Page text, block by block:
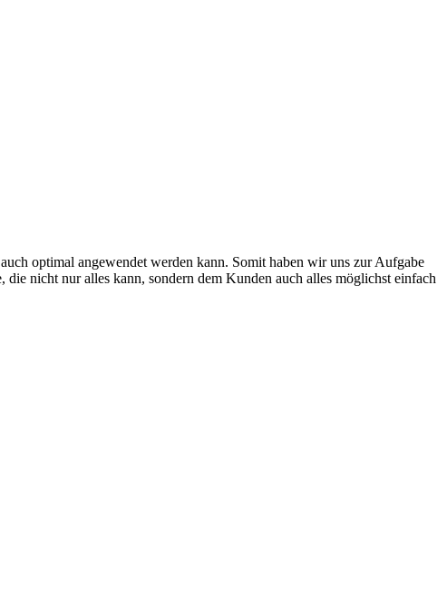
optimal angewendet werden kann. Somit haben wir uns zur Aufgabe
nicht nur alles kann, sondern dem Kunden auch alles möglichst einfach